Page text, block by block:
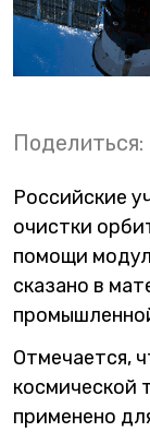
Поделиться:
Российские
очистки
помощи
сказано в
Отмечается,
космической
применено